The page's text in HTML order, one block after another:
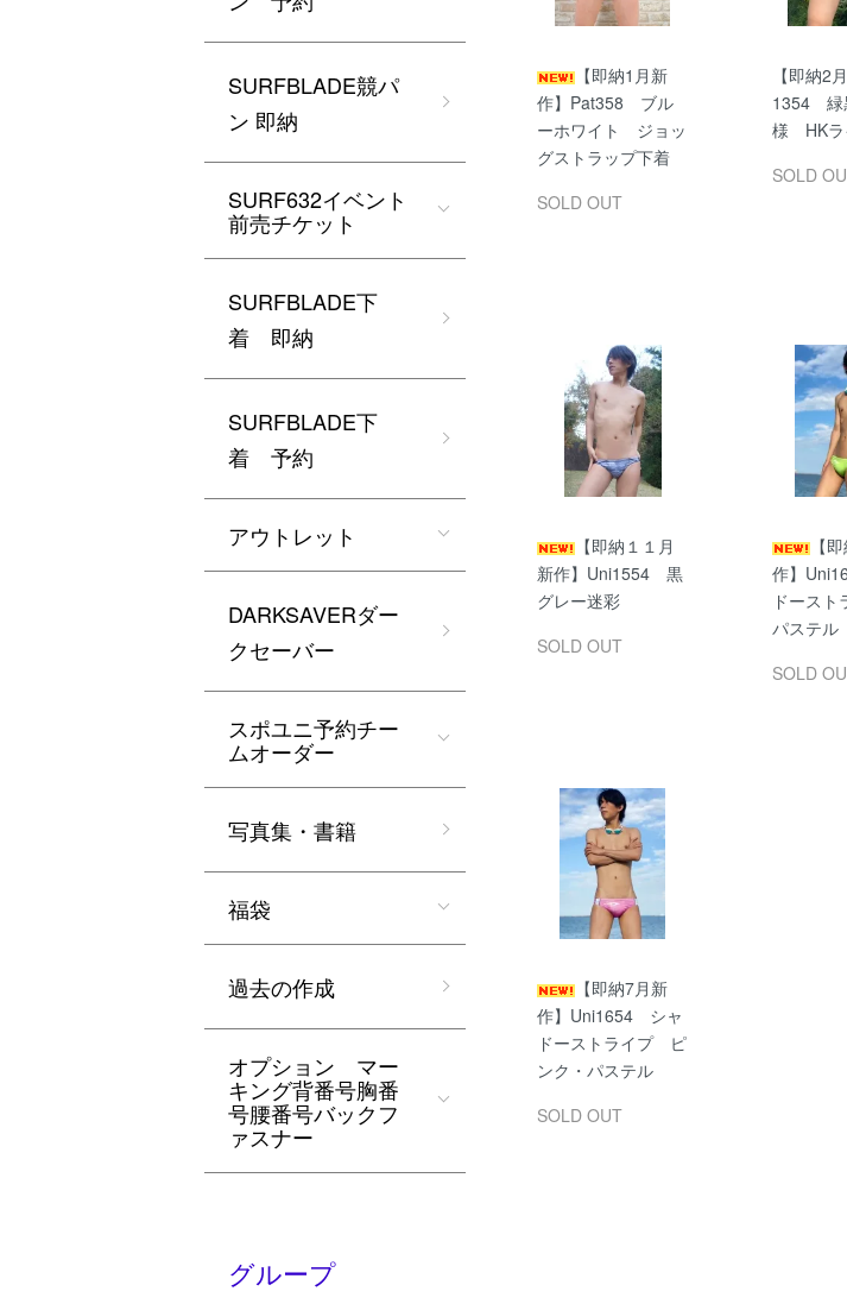
【即納1月新
作】Pat358 ブル
ーホワイト ジョッ
グストラップ下着
SOLD OUT
【即納2
1354 緑
様 HKラ
SOLD
【即納１１月
新作】Uni1554 黒
グレー迷彩
SOLD OUT
【
作】
ドースト
パステル
SOLD
【即納7月新
作】Uni1654 シャ
ドーストライプ ピ
ンク・パステル
SOLD OUT
SURFBLADE競パ
ン 即納
SURF632イベント
前売チケット
SURFBLADE下
着 即納
SURFBLADE下
着 予約
アウトレット
DARKSAVERダー
クセーバー
スポユニ予約チー
ムオーダー
写真集・書籍
福袋
過去の作成
オプション マー
キング背番号胸番
号腰番号バックフ
ァスナー
グループ